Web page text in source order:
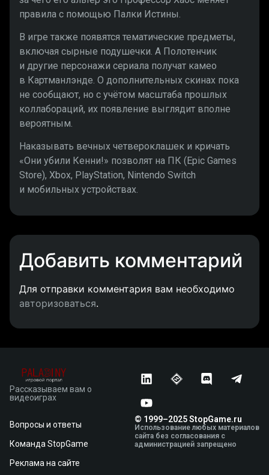
правила с помощью Палки Истины.
В игре также появятся тематические предметы,
включая сырные подушечки. А Полотенчик
и другие персонажи сериала получат камео
в Картманлэнде. О дополнительных скинах пока
не сообщают, но с учётом масштаба прошлых
коллабораций, их появление выглядит вполне
вероятным.
Наказывать вечных четвероклашек и кричать
«Они убили Кенни!» позволят на ПК (Epic Games
Store), Xbox, PlayStation, Nintendo Switch
и мобильных устройствах.
Добавить комментарий
Для отправки комментария вам необходимо
авторизоваться.
Рассказываем вам о
видеоиграх
Вопросы и ответы
Команда StopGame
Реклама на сайте
© 1999–2025 StopGame.ru
Использование любых материалов
сайта без согласования с
администрацией запрещено